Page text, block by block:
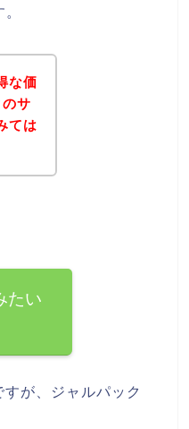
な価
サ
ては
たい
が、ジャルパック